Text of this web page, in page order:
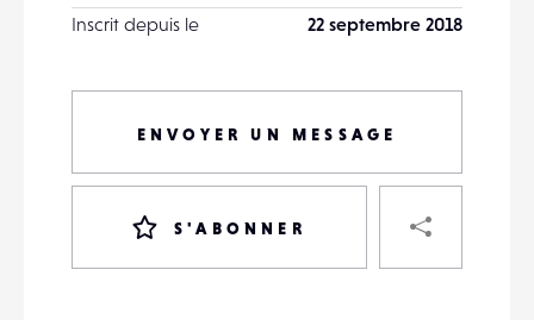
Inscrit depuis le
22 septembre 2018
ENVOYER UN MESSAGE
S'ABONNER